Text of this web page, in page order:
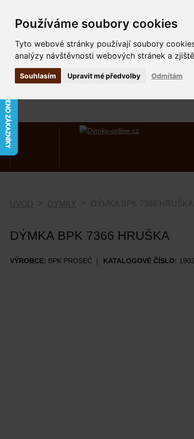
Používáme soubory cookies
Tyto webové stránky používají soubory
analýzy návštěvnosti webových stránek a
Souhlasím Odmítám
Upravit mé předvolby
ÚVOD DÝMKY DÝMKA BPK 7366 HRUŠKA
DÝMKA BPK 7366 HRUŠKA
VÝROBCE: BPK PROSEČ KATALOGOVÉ ČÍSLO: